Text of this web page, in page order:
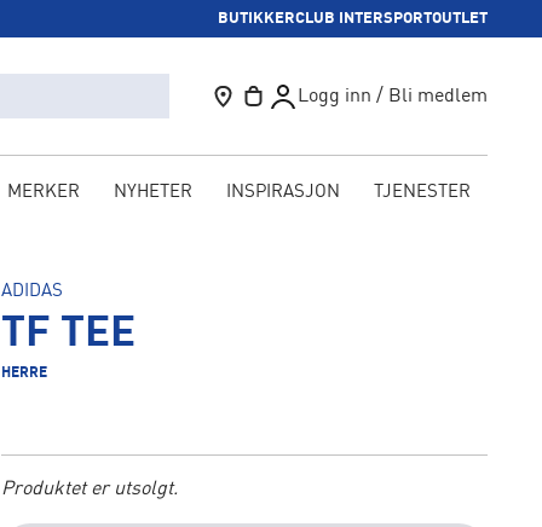
BUTIKKERCLUB INTERSPORTOUTLET
Logg inn / Bli medlem
MERKER NYHETER INSPIRASJON TJENESTER
ADIDAS
TF TEE
HERRE
Produktet er utsolgt.